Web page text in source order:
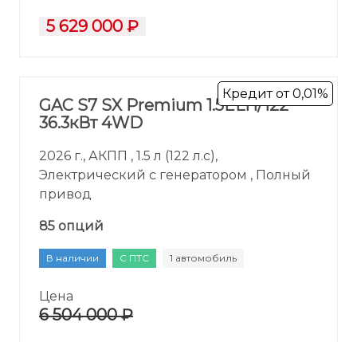
5 629 000 ₽
Кредит от 0,01%
GAC S7 SX Premium 1.5ELH/122
36.3кВт 4WD
2026 г., АКПП , 1.5 л (122 л.с),
Электрический с генератором , Полный
привод
85 опций
В наличии С ПТС 1 автомобиль
Цена
6 504 000 ₽